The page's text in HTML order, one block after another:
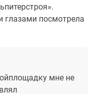
глазами посмотрела
мне не